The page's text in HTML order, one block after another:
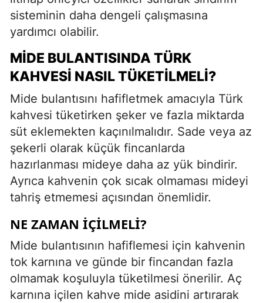
sisteminin daha dengeli çalışmasına
yardımcı olabilir.
MIDE BULANTISINDA TÜRK
KAHVESI NASIL TÜKETILMELI?
Mide bulantısını hafifletmek amacıyla Türk
kahvesi tüketirken şeker ve fazla miktarda
süt eklemekten kaçınılmalıdır. Sade veya az
şekerli olarak küçük fincanlarda
hazırlanması mideye daha az yük bindirir.
Ayrıca kahvenin çok sıcak olmaması mideyi
tahriş etmemesi açısından önemlidir.
NE ZAMAN İÇILMELI?
Mide bulantısının hafiflemesi için kahvenin
tok karnına ve günde bir fincandan fazla
olmamak koşuluyla tüketilmesi önerilir. Aç
karnına içilen kahve mide asidini artırarak